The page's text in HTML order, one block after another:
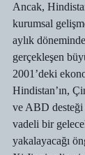
Ancak,
kurumsal
aylık
gerçekleşen
2001’deki
Hindistan’ın,
ve ABD desteği
vadeli bir
yakalayacağı